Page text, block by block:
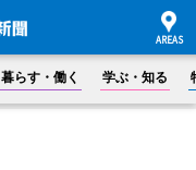
暮らす・働く 学ぶ・知る